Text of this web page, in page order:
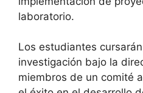
laboratorio.
Los estudiantes
investigación bajo la
miembros de un comité